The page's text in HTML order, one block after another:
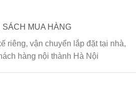
SÁCH MUA HÀNG
riêng, vận chuyển lắp đặt tại nhà,
hàng nội thành Hà Nội